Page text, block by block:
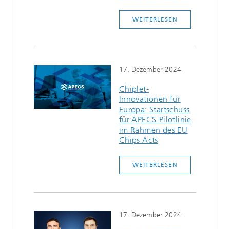
WEITERLESEN
17. Dezember 2024
Chiplet-
Innovationen für
Europa: Startschuss
für APECS-Pilotlinie
im Rahmen des EU
Chips Acts
WEITERLESEN
17. Dezember 2024